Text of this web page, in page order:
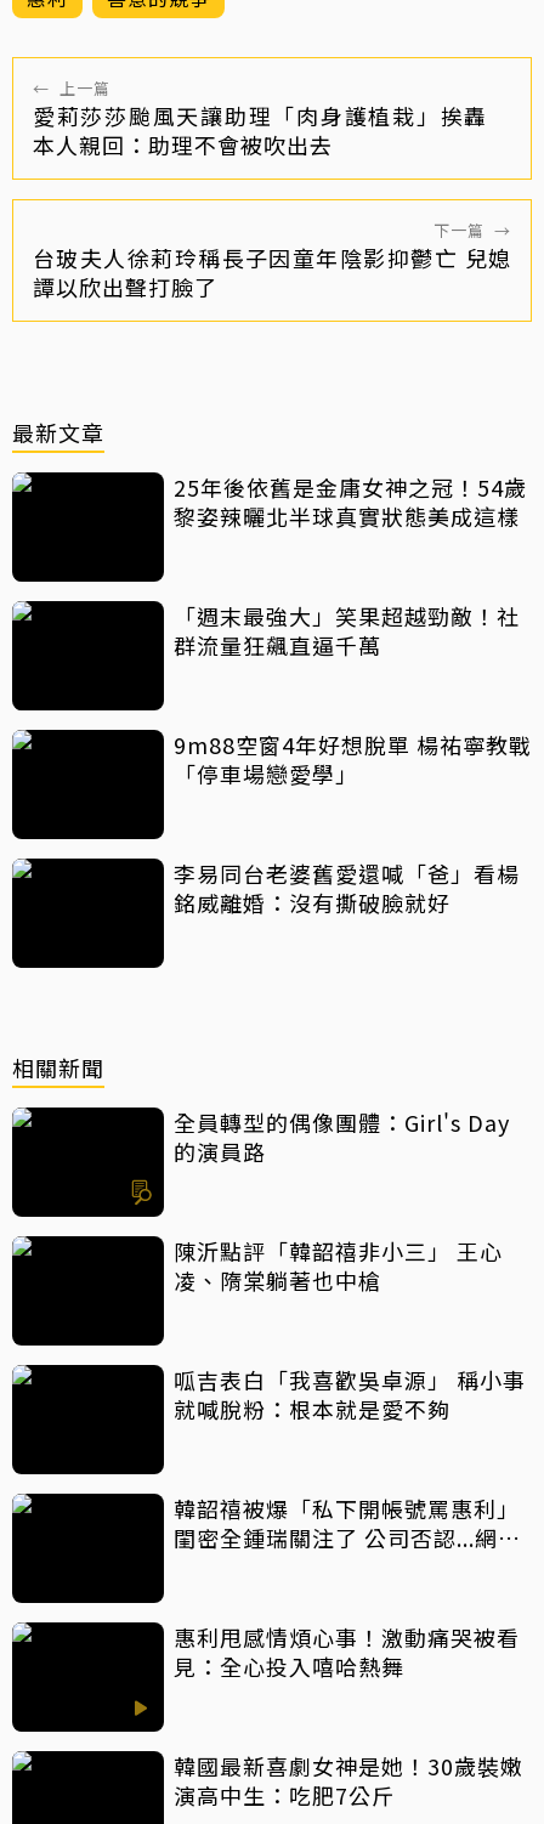
← 上一篇
愛莉莎莎颱風天讓助理「肉身護植栽」挨轟
本人親回：助理不會被吹出去
下一篇 →
台玻夫人徐莉玲稱長子因童年陰影抑鬱亡 兒媳
譚以欣出聲打臉了
最新文章
25年後依舊是金庸女神之冠！54歲
黎姿辣曬北半球真實狀態美成這樣
「週末最強大」笑果超越勁敵！社
群流量狂飆直逼千萬
9m88空窗4年好想脫單 楊祐寧教戰
「停車場戀愛學」
李易同台老婆舊愛還喊「爸」看楊
銘威離婚：沒有撕破臉就好
相關新聞
全員轉型的偶像團體：Girl's Day
的演員路
陳沂點評「韓韶禧非小三」 王心
凌、隋棠躺著也中槍
呱吉表白「我喜歡吳卓源」 稱小事
就喊脫粉：根本就是愛不夠
韓韶禧被爆「私下開帳號罵惠利」
閨密全鍾瑞關注了 公司否認...網糾
惠利甩感情煩心事！激動痛哭被看
見：全心投入嘻哈熱舞
韓國最新喜劇女神是她！30歲裝嫩
演高中生：吃肥7公斤